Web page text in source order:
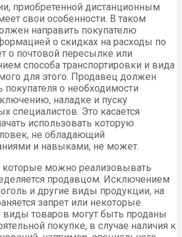
приобретенной дистанционным
свои особенности. В таком
направить покупателю
о скидках на расходы по
о почтовой пересылке или
способа транспортировки и вида
для этого. Продавец должен
о необходимости
наладке и пуску
специалистов. Это касается
использовать которую
не обладающий
и навыками, не может.
которые можно реализовывать
продавцом. Исключением
и другие виды продукции, на
запрет или некоторые
виды товаров могут быть проданы
покупке, в случае наличия к